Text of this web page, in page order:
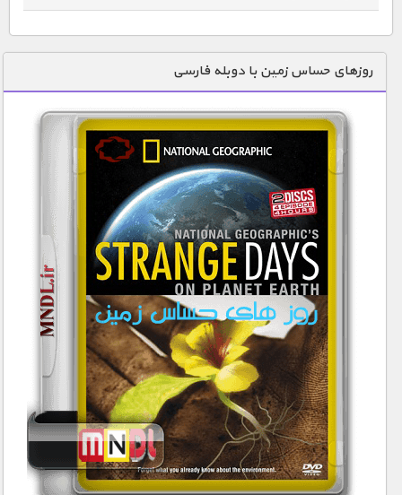
دنیای خوراکی ها
زمین شناسی / محیط زیست
سازه/ معماری/ مهندسی
سرگرمی
شناخت کودکان
علم و فناوری
فرهنگ / هنر
کیهان / نجوم
گردشگری
ماورایی
مسابقات / ورزشی
مستند های اختصاصی
روزهای حساس زمین با دوبله فارسی